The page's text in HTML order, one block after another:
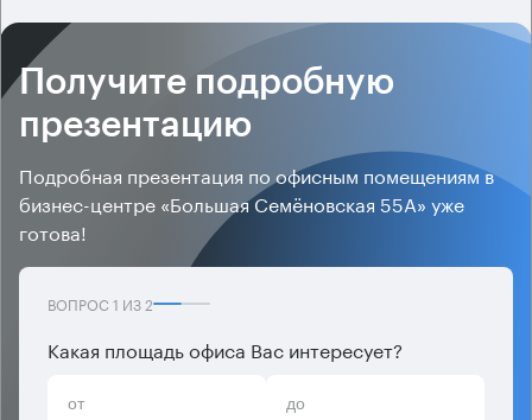
Получите подробную
презентацию
Подробная презентация по офисным помещениям в
бизнес-центре «Большая Семёновская 55А» уже
готова!
ВОПРОС 1 ИЗ2
Какая площадь офиса Вас интересует?